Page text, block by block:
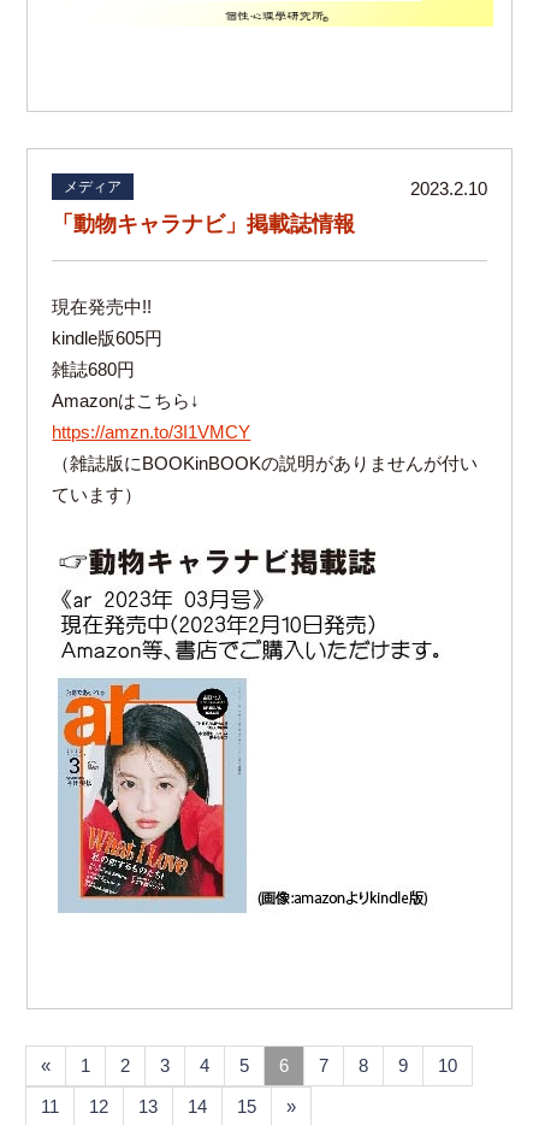
メディア 2023.2.10
「動物キャラナビ」掲載誌情報
現在発売中!!
kindle版605円
雑誌680円
Amazonはこちら↓
https://amzn.to/3I1VMCY
（雑誌版にBOOKinBOOKの説明がありませんが付い
ています）
« 1 2 3 4 5 6 7 8 9 10
11 12 13 14 15 »